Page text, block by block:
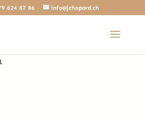
locally scoped $http_response_header
http_get_last_response_headers()
624 87 86 info@jchopard.ch